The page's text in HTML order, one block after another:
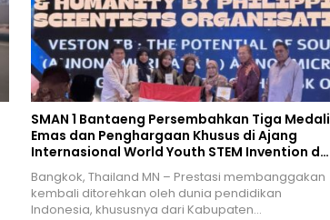
SMAN 1 Bantaeng Persembahkan Tiga Medali
Emas dan Penghargaan Khusus di Ajang
Internasional World Youth STEM Invention di
Bangkok
Bangkok, Thailand MN – Prestasi membanggakan
kembali ditorehkan oleh dunia pendidikan
Indonesia, khususnya dari Kabupaten…